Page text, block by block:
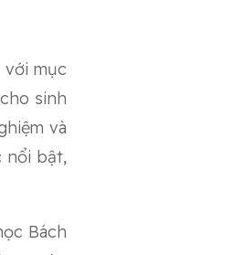
mục
sinh
và
nổi bật,
Bách